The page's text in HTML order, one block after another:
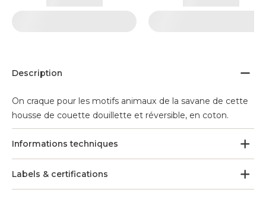
Description
On craque pour les motifs animaux de la savane de cette
housse de couette douillette et réversible, en coton.
Informations techniques
Labels & certifications